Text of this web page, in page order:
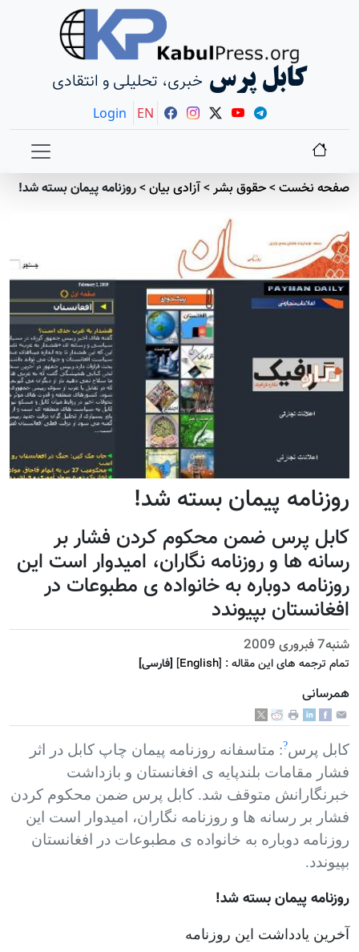
کابل پرس خبری، تحلیلی و انتقادی
Login EN
صفحه نخست>حقوق بشر>آزادی بيان>روزنامه پيمان بسته شد!
روزنامه پيمان بسته شد!
کابل پرس ضمن محکوم کردن فشار بر
رسانه ها و روزنامه نگاران، اميدوار است اين
روزنامه دوباره به خانواده ی مطبوعات در
افغانستان بپيوندد
شنبه7 فبروری 2009
تمام ترجمه هاى اين مقاله : [English] [فارسى]
همرسانی
کابل پرس?: متاسفانه روزنامه پيمان چاپ کابل در اثر
فشار مقامات بلندپایه ی افغانستان و بازداشت
خبرنگارانش متوقف شد. کابل پرس ضمن محکوم کردن
فشار بر رسانه ها و روزنامه نگاران، اميدوار است اين
روزنامه دوباره به خانواده ی مطبوعات در افغانستان
بپيوندد.
روزنامه پيمان بسته شد!
آخرين يادداشت اين روزنامه